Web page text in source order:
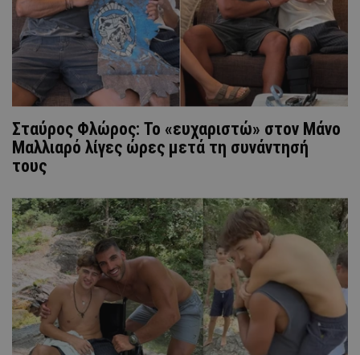
Σταύρος Φλώρος: Το «ευχαριστώ» στον Μάνο
Μαλλιαρό λίγες ώρες μετά τη συνάντησή
τους